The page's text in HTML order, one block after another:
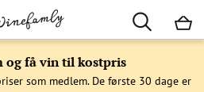
og få vin til kostpris
som medlem. De første 30 dage er